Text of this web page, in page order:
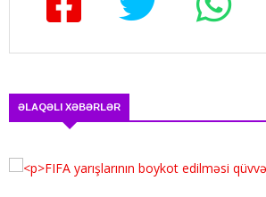
ƏLAQƏLI XƏBƏRLƏR